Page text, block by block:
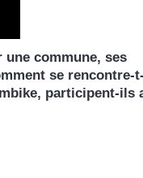
commune, ses
se rencontre-
participent-ils